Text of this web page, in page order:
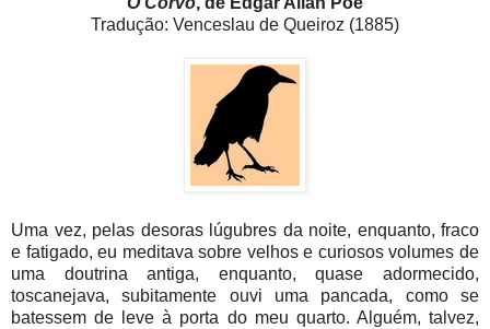
Tradução: Venceslau de Queiroz (1885)
Uma vez, pelas desoras lúgubres da noite, enquanto, fraco
e fatigado, eu meditava sobre velhos e curiosos volumes de
uma doutrina antiga, enquanto, quase adormecido,
toscanejava, subitamente ouvi uma pancada, como se
batessem de leve à porta do meu quarto. Alguém, talvez,